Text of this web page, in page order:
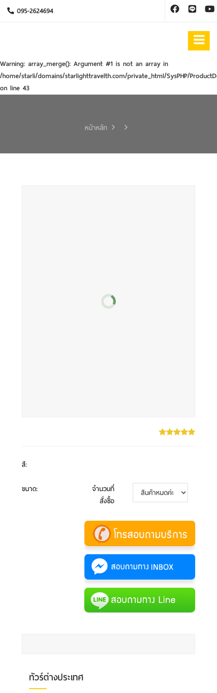
095-2624694
Warning: array_merge(): Argument #1 is not an array in
/home/starli/domains/starlighttravelth.com/private_html/SysPHP/
on line 43
หน้าหลัก
สี:
ขนาด:
จำนวนที่
สั่งซื้อ
ทัวร์ต่างประเทศ